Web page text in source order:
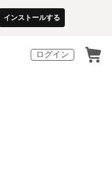
インストールする
ログイン